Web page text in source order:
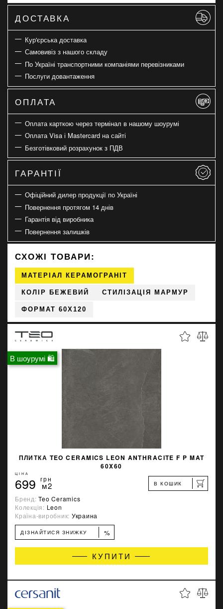
ДОСТАВКА
Кур'єрська доставка
Самовивіз з нашого складу
По Україні транспортними компаніями перевізниками
Послуги довантаження
ОПЛАТА
Оплата карткою через термінал в нашому шоурумі
Оплата Visa і Mastercard на сайті
Безготівковий розрахунок з ПДВ
ГАРАНТІЇ
Офіційний дилер продукції по Україні
Повернення протягом 14 днів
Гарантія від виробника
Повернення залишків
СХОЖІ ТОВАРИ:
МАТЕРІАЛ КЕРАМОГРАНІТ
КОЛІР БЕЖЕВИЙ СТИЛІЗАЦІЯ МАРМУР
ФОРМАТ 60X120
В шоурумі 🛍
ПЛИТКА TEO CERAMICS LEON ANTHRACITE F P MAT
60X60
ЦІНА
699 грн
м2 В КОШИК
Бренд:Teo Ceramics
Колекція: Leon
Країна-виробник: Украина
ДІЗНАЙТИСЯ ЗНИЖКУ %
КУПИТИ